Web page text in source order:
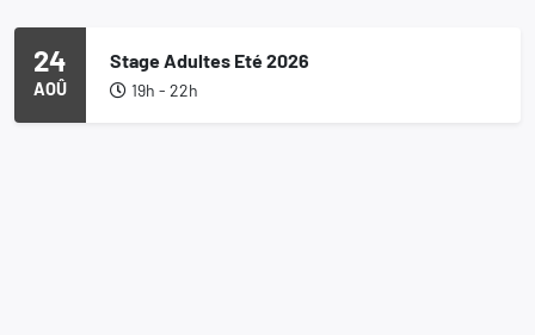
24
AOÛ
Stage Adultes Eté 2026
19h - 22h